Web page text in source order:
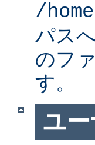
/
パス
のフ
す。
ユ